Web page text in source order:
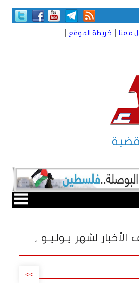
معنا خريطة الموقع
لشهر يـولـيـو ,
>>